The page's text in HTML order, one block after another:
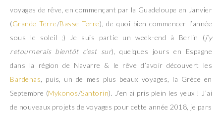
voyages de rêve, en commençant par la Guadeloupe en Janvier
(Grande Terre/Basse Terre), de quoi bien commencer l’année
sous le soleil ;) Je suis partie un week-end à Berlin (j’y
retournerais bientôt c’est sur), quelques jours en Espagne
dans la région de Navarre & le rêve d’avoir découvert les
Bardenas, puis, un de mes plus beaux voyages, la Grèce en
Septembre (Mykonos/Santorin). J’en ai pris plein les yeux ! J’ai
de nouveaux projets de voyages pour cette année 2018, je pars